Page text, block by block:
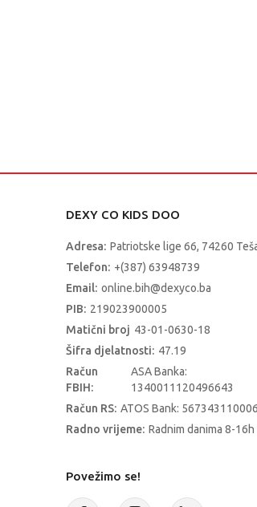
DEXY CO KIDS DOO
Adresa: Patriotske lige 66, 74260
Telefon: +(387) 63948739
Email: online.bih@dexyco.ba
PIB: 219023900005
Matični broj 43-01-0630-18
Šifra djelatnosti: 47.19
Račun
FBIH:
ASA Banka:
1340011120496643
Račun RS: ATOS Bank:
Radno vrijeme: Radnim danima 8-16h
Povežimo se!